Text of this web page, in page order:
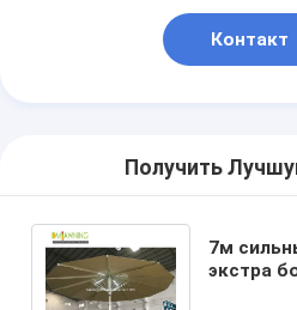
Контакт
Получить
7м
экстра